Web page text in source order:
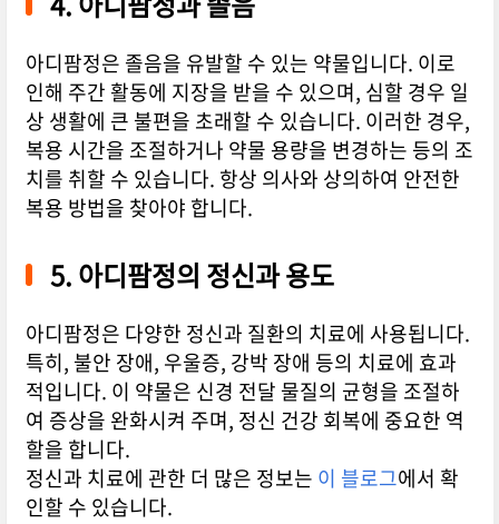
아디팜정은 졸음을 유발할 수 있는 약물입니다. 이로
인해 주간 활동에 지장을 받을 수 있으며, 심할 경우 일
상 생활에 큰 불편을 초래할 수 있습니다. 이러한 경우,
복용 시간을 조절하거나 약물 용량을 변경하는 등의 조
치를 취할 수 있습니다. 항상 의사와 상의하여 안전한
복용 방법을 찾아야 합니다.
5. 아디팜정의 정신과 용도
아디팜정은 다양한 정신과 질환의 치료에 사용됩니다.
특히, 불안 장애, 우울증, 강박 장애 등의 치료에 효과
적입니다. 이 약물은 신경 전달 물질의 균형을 조절하
여 증상을 완화시켜 주며, 정신 건강 회복에 중요한 역
할을 합니다.
정신과 치료에 관한 더 많은 정보는 이 블로그에서 확
인할 수 있습니다.